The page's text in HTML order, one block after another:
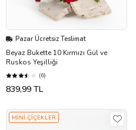
Pazar Ücretsiz Teslimat
Beyaz Bukette 10 Kırmızı Gül ve
Ruskos Yeşilliği
(6)
839,99 TL
MİNİ ÇİÇEKLER